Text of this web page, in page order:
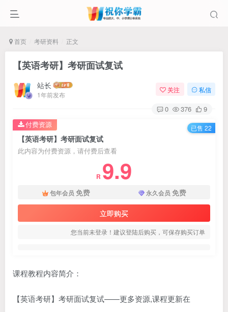
首页 考研资料 正文
【英语考研】考研面试复试
站长
1年前发布
关注 私信
0 376 9
【英语考研】考研面试复试
此内容为付费资源，请付费后查看
R 9.9
包年会员 免费 永久会员 免费
立即购买
您当前未登录！建议登陆后购买，可保存购买订单
付费资源 已售 22
课程教程内容简介：
【英语考研】考研面试复试——更多资源,课程更新在